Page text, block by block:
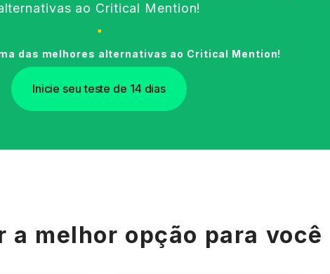
ao Critical Mention!
das melhores alternativas ao Critical Mention!
Inicie seu teste de 14 dias
a melhor opção para você